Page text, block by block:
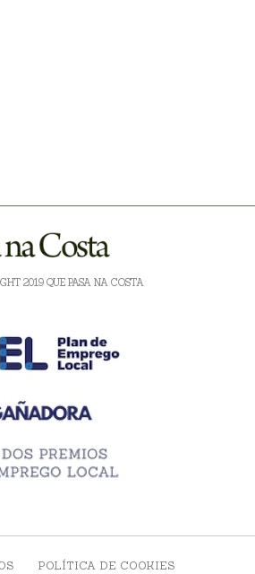
2019 QUE PASA NA COSTA
POLÍTICA DE COOKIES